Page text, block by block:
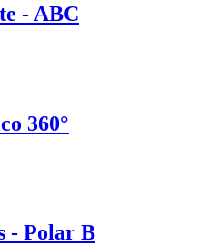
- ABC
360°
- Polar B